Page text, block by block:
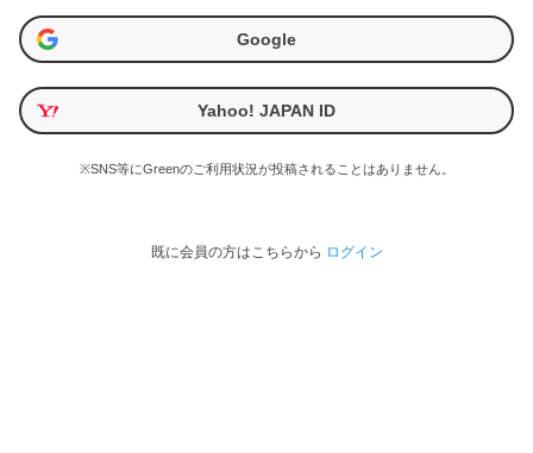
Google
Yahoo! JAPAN ID
※SNS等にGreenのご利用状況が投稿されることはありません。
既に会員の方はこちらから ログイン